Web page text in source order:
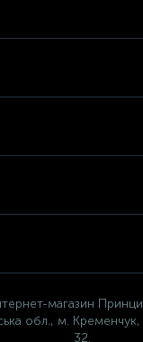
магазин
обл., м.
32.